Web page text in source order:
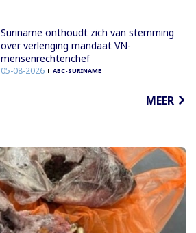
Suriname onthoudt zich van stemming
over verlenging mandaat VN-
mensenrechtenchef
05-08-2026 ABC-SURINAME
MEER